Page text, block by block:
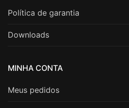
Política de garantia
Downloads
MINHA CONTA
Meus pedidos